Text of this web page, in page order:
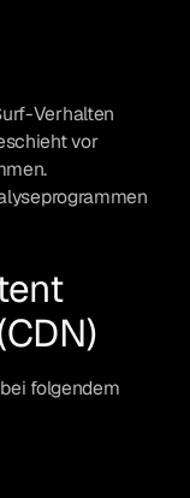
Verhalten
vor
folgendem